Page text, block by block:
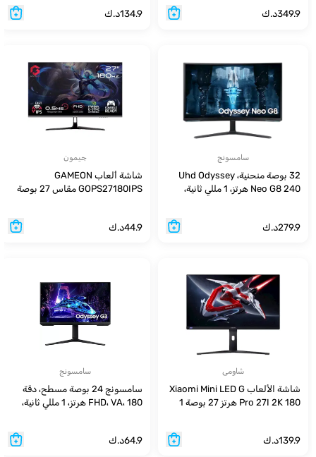
1000R.
349.9د.ك 134.9د.ك
سامسونج
32 بوصة منحنية، Uhd Odyssey
Neo G8 240 هرتز، 1 مللي ثانية،
279.9د.ك
جيمون
شاشة ألعاب GAMEON
GOPS27180IPS مقاس 27 بوصة
(تدعم PS5)
44.9د.ك
شاومى
شاشة الألعاب Xiaomi Mini LED G
Pro 27I 2K 180 هرتز 27 بوصة 1
139.9د.ك
سامسونج
سامسونج 24 بوصة مسطح، دقة
FHD، VA، 180 هرتز، 1 مللي ثانية،
64.9د.ك